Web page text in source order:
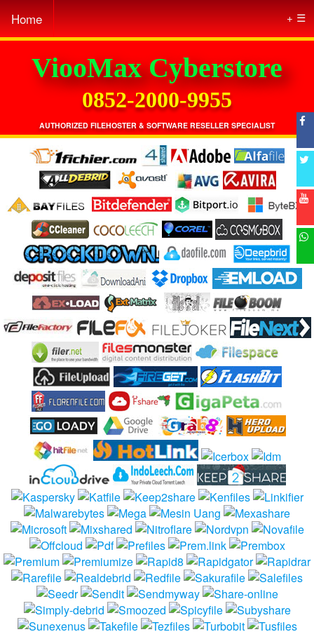
Home ☰
ViooMax Cyberstore
0852-2000-9955
AUTHORIZED FILEHOSTER & SOFTWARE RESELLER SPECIALIST